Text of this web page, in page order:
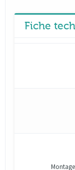
Fiche